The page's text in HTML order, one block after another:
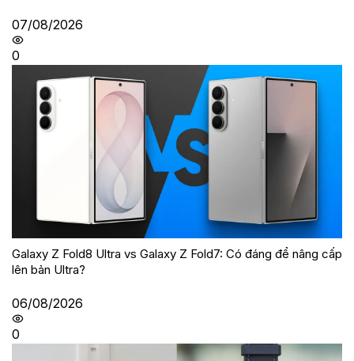
07/08/2026
0
Galaxy Z Fold8 Ultra vs Galaxy Z Fold7: Có đáng để nâng cấp
lên bản Ultra?
06/08/2026
0